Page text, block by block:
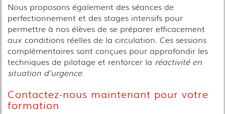
Nous proposons également des séances de
perfectionnement et des stages intensifs pour
permettre à nos élèves de se préparer efficacement
aux conditions réelles de la circulation. Ces sessions
complémentaires sont conçues pour approfondir les
techniques de pilotage et renforcer la réactivité en
situation d'urgence.
Contactez-nous maintenant pour votre
formation